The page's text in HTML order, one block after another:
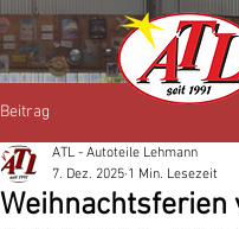
Beitrag
Weihnachtsferien
ATL - Autoteile Lehmann
7. Dez. 2025 1 Min. Lesezeit